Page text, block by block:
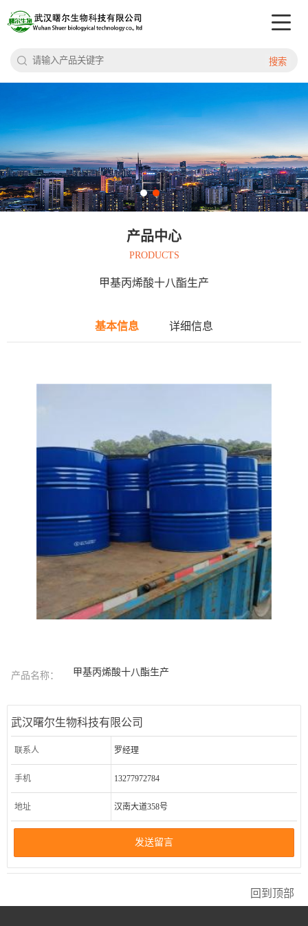
搜索
产品中心
PRODUCTS
甲基丙烯酸十八酯生产
基本信息 详细信息
产品名称： 甲基丙烯酸十八酯生产
武汉曙尔生物科技有限公司
联系人 罗经理
手机 13277972784
地址 汉南大道358号
发送留言
回到顶部